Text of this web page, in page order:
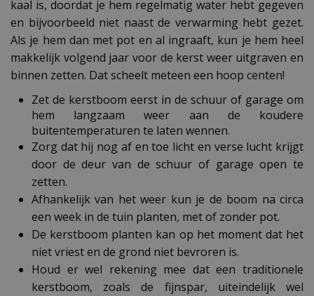
kaal is, doordat je hem regelmatig water hebt gegeven
en bijvoorbeeld niet naast de verwarming hebt gezet.
Als je hem dan met pot en al ingraaft, kun je hem heel
makkelijk volgend jaar voor de kerst weer uitgraven en
binnen zetten. Dat scheelt meteen een hoop centen!
Zet de kerstboom eerst in de schuur of garage om
hem langzaam weer aan de koudere
buitentemperaturen te laten wennen.
Zorg dat hij nog af en toe licht en verse lucht krijgt
door de deur van de schuur of garage open te
zetten.
Afhankelijk van het weer kun je de boom na circa
een week in de tuin planten, met of zonder pot.
De kerstboom planten kan op het moment dat het
niet vriest en de grond niet bevroren is.
Houd er wel rekening mee dat een traditionele
kerstboom, zoals de fijnspar, uiteindelijk wel